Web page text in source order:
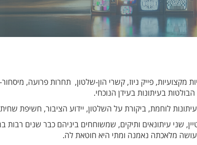
מקצועיות, פייק ניוז, קשרי הון-שלטון, תחרות פרועה,
בעיתונות בעידן הנוכחי.
לוחמת, ביקורת על השלטון, יידוע הציבור, חשיפת
שני עיתונאים ותיקים, שמשוחחים ביניהם כבר שנים רבות
מלאכתה נאמנה ומתי היא חוטאת לה.